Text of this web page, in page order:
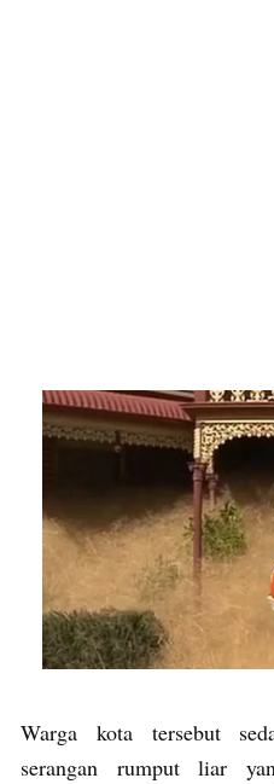
Warga kota tersebut
serangan rumput liar